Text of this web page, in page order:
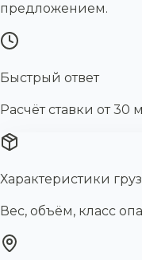
предложением.
Быстрый ответ
Расчёт ставки от 30
Характеристики
Вес, объём, класс